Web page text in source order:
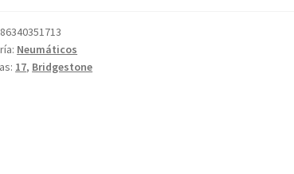
Neumáticos
17, Bridgestone